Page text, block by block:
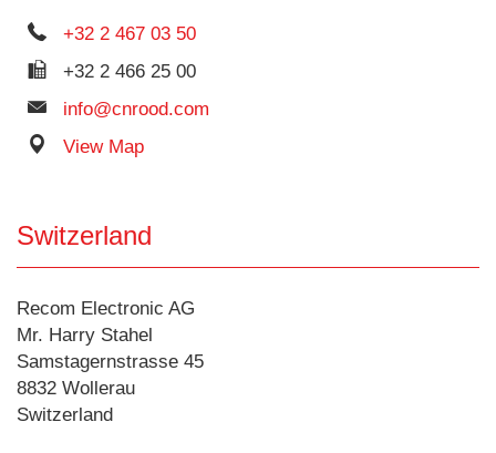
+32 2 467 03 50
+32 2 466 25 00
info@cnrood.com
View Map
Switzerland
Recom Electronic AG
Mr. Harry Stahel
Samstagernstrasse 45
8832 Wollerau
Switzerland